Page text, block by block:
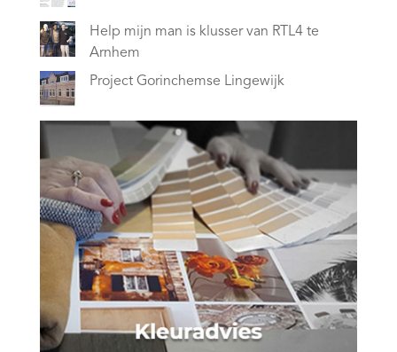
Help mijn man is klusser van RTL4 te
Arnhem
Project Gorinchemse Lingewijk